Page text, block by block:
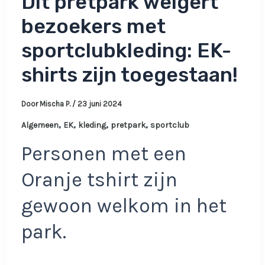
bezoekers met
sportclubkleding: EK-
shirts zijn toegestaan!
Door Mischa P. / 23 juni 2024
Algemeen, EK, kleding, pretpark, sportclub
Personen met een
Oranje tshirt zijn
gewoon welkom in het
park.